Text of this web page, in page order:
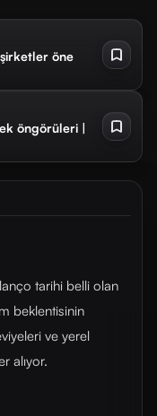
şirketler öne
öngörüleri |
tarihi belli olan
beklentisinin
ve yerel
alıyor.